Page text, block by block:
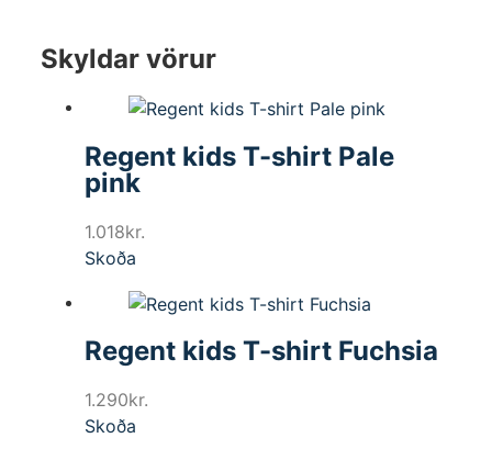
Skyldar vörur
Regent kids T-shirt Pale
pink
1.018kr.
Skoða
Regent kids T-shirt Fuchsia
1.290kr.
Skoða